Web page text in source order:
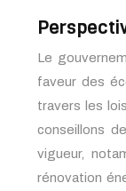
Le
faveur des
travers les
conseillons
vigueur,
rénovation